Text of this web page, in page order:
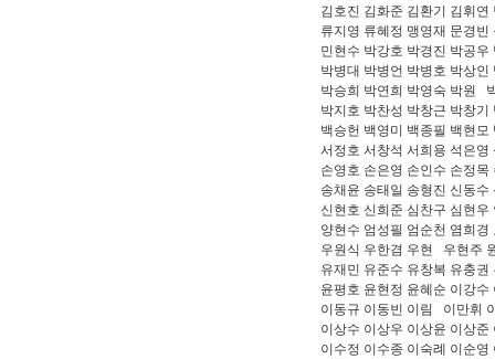
김호진 김화준 김환기 김휘연
류지영 류혜정 맹영재 문경
민현수 박강호 박경진 박공
박병대 박병언 박병호 박상
박승희 박연희 박영숙 박원
박지호 박찬성 박창근 박창기
백승헌 백영미 백종필 백현모
서정호 서창석 서희용 석은
손영호 손은영 손인수 손정
송채윤 송태일 송형진 신동
신현호 신희준 심찬구 심현
양현수 엄성필 엄순천 염희경
우원식 우한겸 우현 우현주
유재민 유준수 유창복 유충
윤평호 윤현정 윤혜순 이강
이동규 이동빈 이림 이만휘
이상수 이상우 이상윤 이상
이수정 이수종 이숙례 이순영